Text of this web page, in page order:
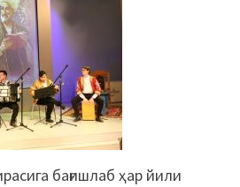
бағишлаб ҳар йили